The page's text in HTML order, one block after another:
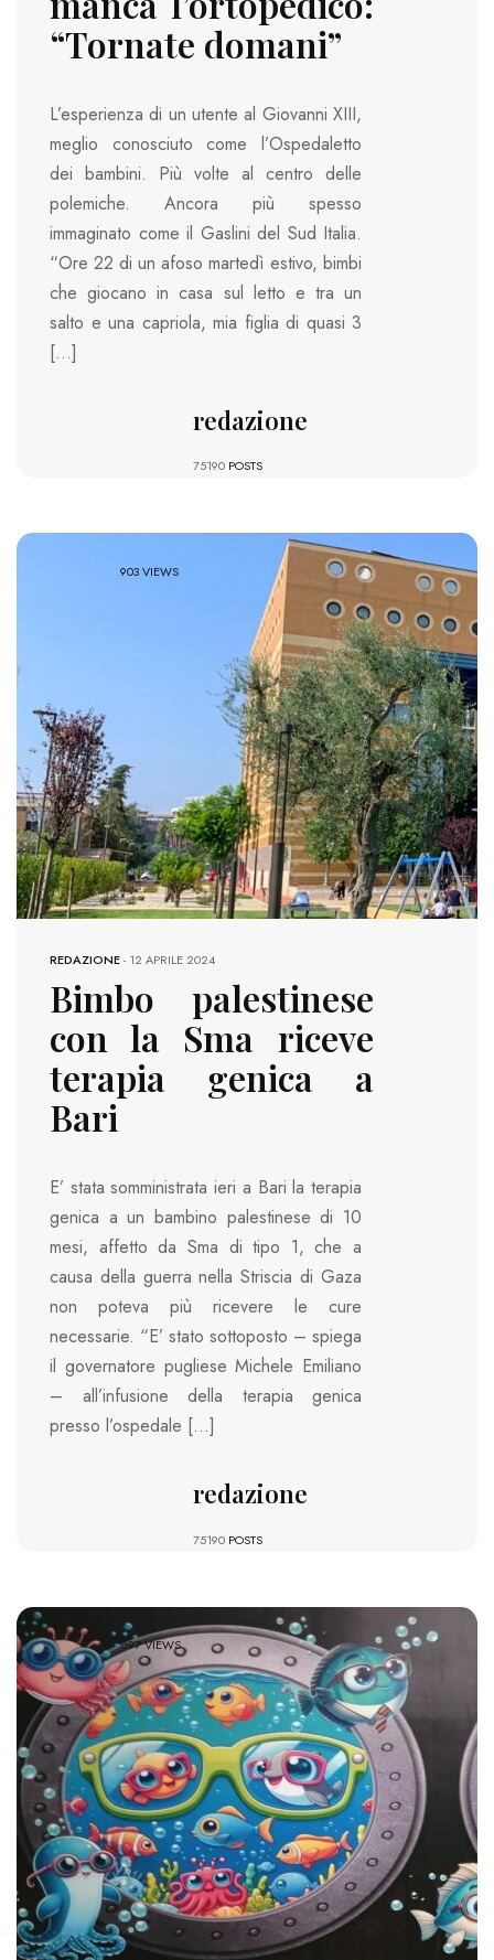
“Tornate domani”
L’esperienza di un utente al Giovanni XIII,
meglio conosciuto come l’Ospedaletto
dei bambini. Più volte al centro delle
polemiche. Ancora più spesso
immaginato come il Gaslini del Sud Italia.
“Ore 22 di un afoso martedì estivo, bimbi
che giocano in casa sul letto e tra un
salto e una capriola, mia figlia di quasi 3
[…]
redazione
75190 POSTS
903 VIEWS
REDAZIONE-12 APRILE 2024
Bimbo palestinese
con la Sma riceve
terapia genica a
Bari
E’ stata somministrata ieri a Bari la terapia
genica a un bambino palestinese di 10
mesi, affetto da Sma di tipo 1, che a
causa della guerra nella Striscia di Gaza
non poteva più ricevere le cure
necessarie. “E’ stato sottoposto – spiega
il governatore pugliese Michele Emiliano
– all’infusione della terapia genica
presso l’ospedale […]
redazione
75190 POSTS
897 VIEWS